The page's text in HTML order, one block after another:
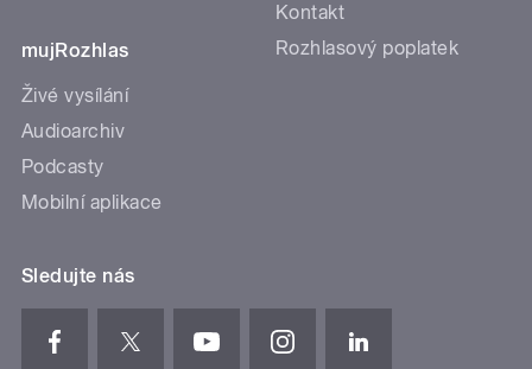
mujRozhlas
Živé vysílání
Audioarchiv
Podcasty
Mobilní aplikace
Kontakt
Rozhlasový poplatek
Sledujte nás